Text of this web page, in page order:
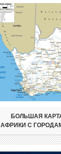
БОЛЬШАЯ
АФРИКИ С